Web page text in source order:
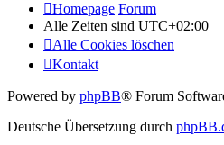
Homepage Forum
Alle Zeiten sind UTC+02:00
Alle Cookies löschen
Kontakt
Powered by phpBB® Forum
Deutsche Übersetzung durch